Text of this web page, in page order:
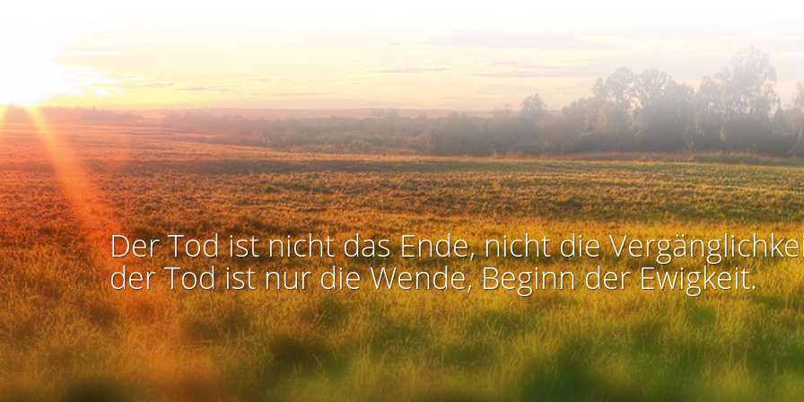
Der Tod ist nicht das Ende, nicht die
der Tod ist nur die Wende, Beginn der Ewigkeit.